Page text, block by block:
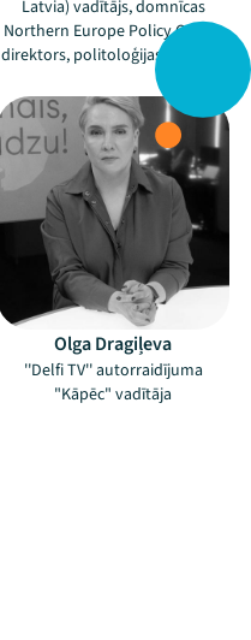
Latvia) vadītājs, domnīcas
Northern Europe Policy Centre
direktors, politoloģijas doktors.
Olga Dragiļeva
''Delfi TV'' autorraidījuma
"Kāpēc" vadītāja